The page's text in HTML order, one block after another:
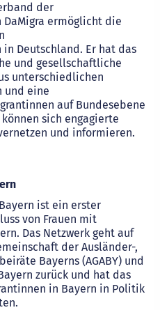
der
ermöglicht die
Deutschland. Er hat das
und gesellschaftliche
unterschiedlichen
und eine
auf Bundesebene
sich engagierte
und informieren.
ist ein erster
von Frauen mit
Das Netzwerk geht auf
der Ausländer-,
Bayerns (AGABY) und
zurück und hat das
in Bayern in Politik